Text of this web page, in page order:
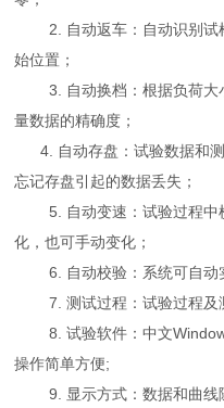
2. 自动返车：自动识别试
始位置；
3. 自动换档：根据负荷大
量数据的精确度；
4. 自动存盘：试验数据和测
忘记存盘引起的数据丢失；
5. 自动变速：试验过程中
化，也可手动变化；
6. 自动校验：系统可自动
7. 测试过程：试验过程及
8. 试验软件：中文
操作简单方便;
9. 显示方式：数据和曲线